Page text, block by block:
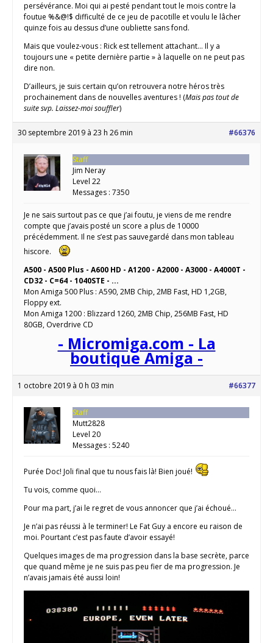
persévérance. Moi qui ai pesté pendant tout le mois contre la
foutue %&@!$ difficulté de ce jeu de pacotille et voulu le lâcher
quinze fois au dessus d’une oubliette sans fond.
Mais que voulez-vous : Rick est tellement attachant… Il y a
toujours une « petite dernière partie » à laquelle on ne peut pas
dire non.
D’ailleurs, je suis certain qu’on retrouvera notre héros très
prochainement dans de nouvelles aventures ! (Mais pas tout de
suite svp. Laissez-moi souffler)
30 septembre 2019 à 23 h 26 min #66376
Staff
Jim Neray
Level 22
Messages : 7350
Je ne sais surtout pas ce que j’ai foutu, je viens de me rendre
compte que j’avais posté un score a plus de 10000
précédemment. Il ne s’est pas sauvegardé dans mon tableau
hiscore.
A500 - A500 Plus - A600 HD - A1200 - A2000 - A3000 - A4000T -
CD32 - C=64 - 1040STE - ...
Mon Amiga 500 Plus : A590, 2MB Chip, 2MB Fast, HD 1,2GB,
Floppy ext.
Mon Amiga 1200 : Blizzard 1260, 2MB Chip, 256MB Fast, HD
80GB, Overdrive CD
- Micromiga.com - La
boutique Amiga -
1 octobre 2019 à 0 h 03 min #66377
Staff
Mutt2828
Level 20
Messages : 5240
Purée Doc! Joli final que tu nous fais là! Bien joué!
Tu vois, comme quoi…
Pour ma part, j’ai le regret de vous annoncer que j’ai échoué…
Je n’ai pas réussi à le terminer! Le Fat Guy a encore eu raison de
moi. Pourtant c’est pas faute d’avoir essayé!
Quelques images de ma progression dans la base secrète, parce
que quand même je ne suis pas peu fier de ma progression. Je
n’avais jamais été aussi loin!